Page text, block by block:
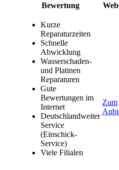
Bewertung
Kurze
Reparaturzeiten
Schnelle
Abwicklung
Wasserschaden-
und Platinen
Reparaturen
Gute
Bewertungen im
Internet
Deutschlandweiter
Service
(Einschick-
Service)
Viele Filialen
Zum